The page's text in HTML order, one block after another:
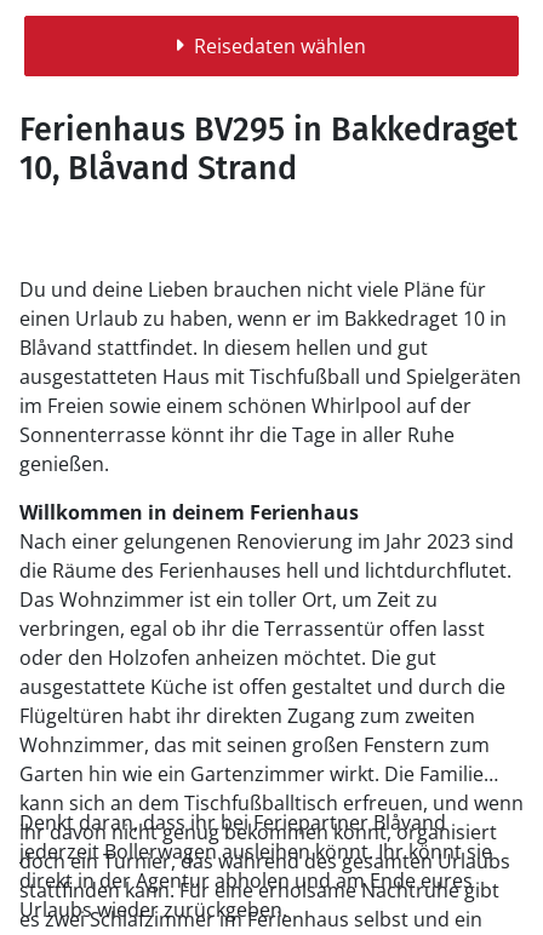
Reisedaten wählen
Ferienhaus BV295 in Bakkedraget
10, Blåvand Strand
Du und deine Lieben brauchen nicht viele Pläne für
einen Urlaub zu haben, wenn er im Bakkedraget 10 in
Blåvand stattfindet. In diesem hellen und gut
ausgestatteten Haus mit Tischfußball und Spielgeräten
im Freien sowie einem schönen Whirlpool auf der
Sonnenterrasse könnt ihr die Tage in aller Ruhe
genießen.
Willkommen in deinem Ferienhaus
Nach einer gelungenen Renovierung im Jahr 2023 sind
die Räume des Ferienhauses hell und lichtdurchflutet.
Das Wohnzimmer ist ein toller Ort, um Zeit zu
verbringen, egal ob ihr die Terrassentür offen lasst
oder den Holzofen anheizen möchtet. Die gut
ausgestattete Küche ist offen gestaltet und durch die
Flügeltüren habt ihr direkten Zugang zum zweiten
Wohnzimmer, das mit seinen großen Fenstern zum
Garten hin wie ein Gartenzimmer wirkt. Die Familie
kann sich an dem Tischfußballtisch erfreuen, und wenn
ihr davon nicht genug bekommen könnt, organisiert
doch ein Turnier, das während des gesamten Urlaubs
stattfinden kann. Für eine erholsame Nachtruhe gibt
es zwei Schlafzimmer im Ferienhaus selbst und ein
Denkt daran, dass ihr bei Feriepartner Blåvand
jederzeit Bollerwagen ausleihen könnt. Ihr könnt sie
direkt in der Agentur abholen und am Ende eures
Urlaubs wieder zurückgeben.